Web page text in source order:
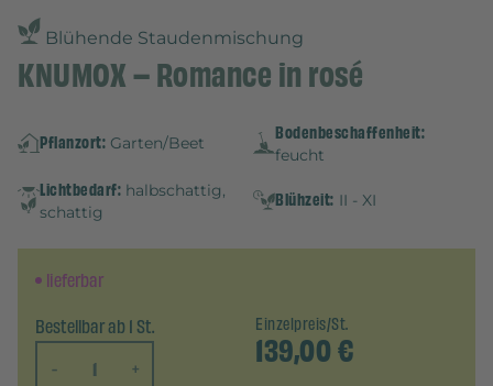
Blühende Staudenmischung
KNUMOX – Romance in rosé
Pflanzort: Garten/Beet Bodenbeschaffenheit:
feucht
Lichtbedarf: halbschattig,
schattig
Blühzeit: II - XI
lieferbar
Bestellbar ab 1 St.
-
+
Einzelpreis/St.
139,00€